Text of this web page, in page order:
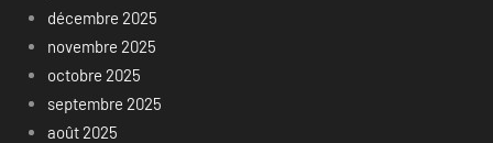
décembre 2025
novembre 2025
octobre 2025
septembre 2025
août 2025